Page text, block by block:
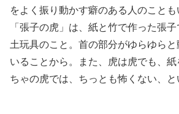
をよく振り動かす癖のある人のことも
「張子の虎」は、紙と竹で作った張
土玩具のこと。首の部分がゆらゆら
いることから。また、虎は虎でも、
ちゃの虎では、ちっとも怖くない、と